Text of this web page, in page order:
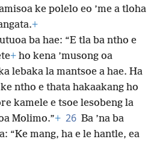
ke polelo eo ’me a tloha
+
ba hae: “E tla ba ntho e
+ ho kena ’musong oa
lebaka la mantsoe a hae. Ha
ntho e thata hakaakang ho
kamele e tsoe lesobeng la
Molimo.”+ 26 Ba ’na ba
“Ke mang, ha e le hantle, ea